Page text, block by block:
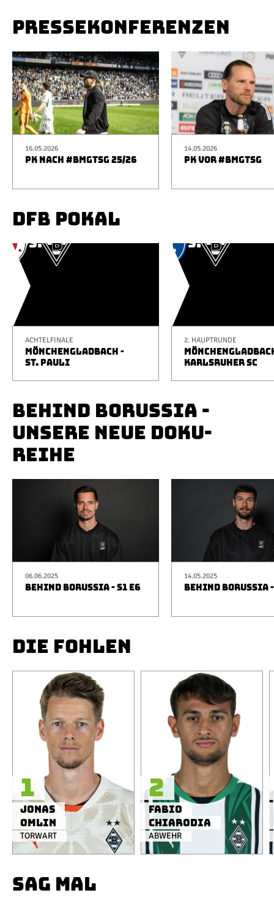
PRESSEKONFERENZEN
16.05.2026
PK NACH #BMGTSG 25/26
14.05.2026
PK VOR #BMGTSG
DFB POKAL
ACHTELFINALE
MÖNCHENGLADBACH -
ST. PAULI
2. HAUPTRUNDE
KARLSRUHER SC
BEHIND BORUSSIA -
UNSERE NEUE DOKU-
REIHE
06.06.2025
BEHIND BORUSSIA - S1 E6
14.05.2025
BEHIND BORUSSIA
DIE FOHLEN
TORWART
Jonas
Omlin
1
ABWEHR
Fabio
Chiarodia
2
SAG MAL